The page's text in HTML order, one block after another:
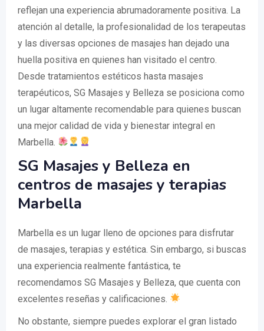
reflejan una experiencia abrumadoramente positiva. La
atención al detalle, la profesionalidad de los terapeutas
y las diversas opciones de masajes han dejado una
huella positiva en quienes han visitado el centro.
Desde tratamientos estéticos hasta masajes
terapéuticos, SG Masajes y Belleza se posiciona como
un lugar altamente recomendable para quienes buscan
una mejor calidad de vida y bienestar integral en
Marbella.
SG Masajes y Belleza en
centros de masajes y terapias
Marbella
Marbella es un lugar lleno de opciones para disfrutar
de masajes, terapias y estética. Sin embargo, si buscas
una experiencia realmente fantástica, te
recomendamos SG Masajes y Belleza, que cuenta con
excelentes reseñas y calificaciones.
No obstante, siempre puedes explorar el gran listado